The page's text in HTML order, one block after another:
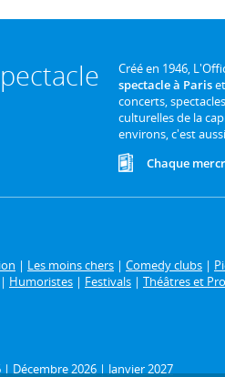
Créé en 1946,
spectacle à Paris
concerts,
culturelles de la
environs, c'est
Chaque
| Les moins chers | Comedy clubs |
| Humoristes | Festivals | Théâtres et
| Décembre 2026 | Janvier 2027